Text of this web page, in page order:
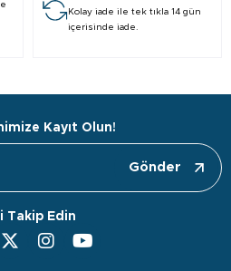
Kolay iade ile tek tıkla 14 gün
içerisinde iade.
Kayıt Olun!
Gönder
Takip Edin